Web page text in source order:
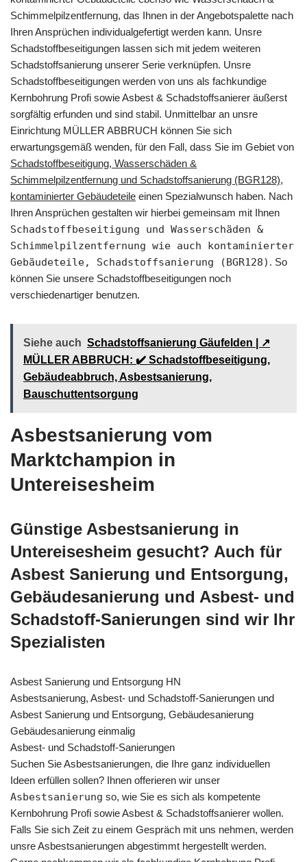
Schimmelpilzentfernung, das Ihnen in der Angebotspalette nach
Ihren Ansprüchen individualgefertigt werden kann. Unsre
Schadstoffbeseitigungen lassen sich mit jedem weiteren
Schadstoffsanierung unserer Serie verknüpfen. Unsre
Schadstoffbeseitigungen werden von uns als fachkundige
Kernbohrung Profi sowie Asbest & Schadstoffsanierer äußerst
sorgfältig erfunden und sind stabil. Unmittelbar an unsre
Einrichtung MÜLLER ABBRUCH können Sie sich
erwartungsgemäß wenden, für den Fall, dass Sie im Gebiet von
Schadstoffbeseitigung, Wasserschäden &
Schimmelpilzentfernung und Schadstoffsanierung (BGR128),
kontaminierter Gebäudeteile einen Spezialwunsch haben. Nach
Ihren Ansprüchen gestalten wir hierbei gemeinsam mit Ihnen
Schadstoffbeseitigung und Wasserschäden &
Schimmelpilzentfernung wie auch kontaminierter
Gebäudeteile, Schadstoffsanierung (BGR128) . So
können Sie unsere Schadstoffbeseitigungen noch
verschiedenartiger benutzen.
Siehe auch Schadstoffsanierung Gäufelden | ↗️
MÜLLER ABBRUCH: ✔️ Schadstoffbeseitigung,
Gebäudeabbruch, Asbestsanierung,
Bauschuttentsorgung
Asbestsanierung vom
Marktchampion in
Untereisesheim
Günstige Asbestsanierung in
Untereisesheim gesucht? Auch für
Asbest Sanierung und Entsorgung,
Gebäudesanierung und Asbest- und
Schadstoff-Sanierungen sind wir Ihr
Spezialisten
Asbest Sanierung und Entsorgung HN
Asbestsanierung, Asbest- und Schadstoff-Sanierungen und
Asbest Sanierung und Entsorgung, Gebäudesanierung
Gebäudesanierung einmalig
Asbest- und Schadstoff-Sanierungen
Suchen Sie Asbestsanierungen, die Ihre ganz individuellen
Ideen erfüllen sollen? Ihnen offerieren wir unser
Asbestsanierung so, wie Sie es sich als kompetente
Kernbohrung Profi sowie Asbest & Schadstoffsanierer wollen.
Falls Sie sich Zeit zu einem Gespräch mit uns nehmen, werden
unsre Asbestsanierungen abgestimmt hergestellt werden.